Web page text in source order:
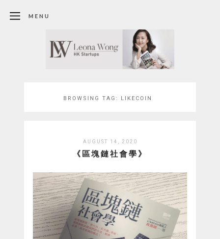
MENU
BROWSING TAG: LIKECOIN
AUGUST 14, 2020
《區塊鏈社會學》